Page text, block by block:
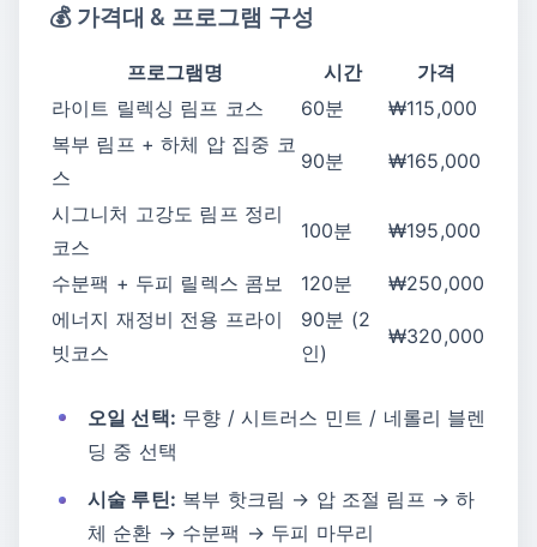
💰 가격대 & 프로그램 구성
프로그램명 시간
가격
라이트 릴렉싱 림프 코스
60분
₩115,000
복부 림프 + 하체 압 집중 코
스
90분 ₩165,000
시그니처 고강도 림프 정리
코스
100분 ₩195,000
수분팩 + 두피 릴렉스 콤보 120분
₩250,000
에너지 재정비 전용 프라이
빗코스
90분 (2
인)
₩320,000
오일 선택: 무향 / 시트러스 민트 / 네롤리 블렌
딩 중 선택
시술 루틴: 복부 핫크림 → 압 조절 림프 → 하
체 순환 → 수분팩 → 두피 마무리